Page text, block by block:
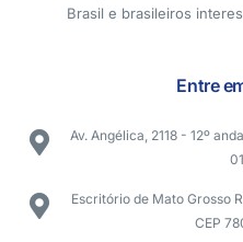
Brasil e brasileiros
Entre
Av. Angélica, 2118 - 12º
Escritório de Mato Grosso
CEP